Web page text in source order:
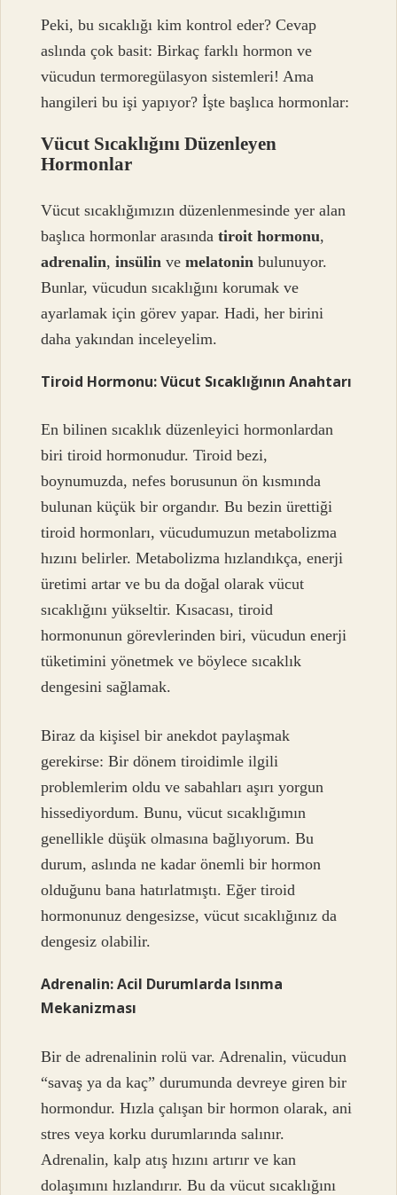
Peki, bu sıcaklığı kim kontrol eder? Cevap
aslında çok basit: Birkaç farklı hormon ve
vücudun termoregülasyon sistemleri! Ama
hangileri bu işi yapıyor? İşte başlıca hormonlar:
Vücut Sıcaklığını Düzenleyen
Hormonlar
Vücut sıcaklığımızın düzenlenmesinde yer alan
başlıca hormonlar arasındatiroit hormonu,
adrenalin,insülin vemelatonin bulunuyor.
Bunlar, vücudun sıcaklığını korumak ve
ayarlamak için görev yapar. Hadi, her birini
daha yakından inceleyelim.
Tiroid Hormonu: Vücut Sıcaklığının Anahtarı
En bilinen sıcaklık düzenleyici hormonlardan
biri tiroid hormonudur. Tiroid bezi,
boynumuzda, nefes borusunun ön kısmında
bulunan küçük bir organdır. Bu bezin ürettiği
tiroid hormonları, vücudumuzun metabolizma
hızını belirler. Metabolizma hızlandıkça, enerji
üretimi artar ve bu da doğal olarak vücut
sıcaklığını yükseltir. Kısacası, tiroid
hormonunun görevlerinden biri, vücudun enerji
tüketimini yönetmek ve böylece sıcaklık
dengesini sağlamak.
Biraz da kişisel bir anekdot paylaşmak
gerekirse: Bir dönem tiroidimle ilgili
problemlerim oldu ve sabahları aşırı yorgun
hissediyordum. Bunu, vücut sıcaklığımın
genellikle düşük olmasına bağlıyorum. Bu
durum, aslında ne kadar önemli bir hormon
olduğunu bana hatırlatmıştı. Eğer tiroid
hormonunuz dengesizse, vücut sıcaklığınız da
dengesiz olabilir.
Adrenalin: Acil Durumlarda Isınma
Mekanizması
Bir de adrenalinin rolü var. Adrenalin, vücudun
“savaş ya da kaç” durumunda devreye giren bir
hormondur. Hızla çalışan bir hormon olarak, ani
stres veya korku durumlarında salınır.
Adrenalin, kalp atış hızını artırır ve kan
dolaşımını hızlandırır. Bu da vücut sıcaklığını